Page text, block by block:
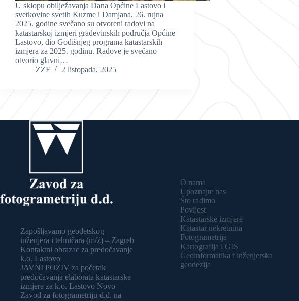
U sklopu obilježavanja Dana Općine Lastovo i
svetkovine svetih Kuzme i Damjana, 26. rujna
2025. godine svečano su otvoreni radovi na
katastarskoj izmjeri građevinskih područja Općine
Lastovo, dio Godišnjeg programa katastarskih
izmjera za 2025. godinu. Radove je svečano
otvorio glavni…
ZZF
2 listopada, 2025
Zapošljavamo geodetskog
inženjera i tehničara (m/ž) – Zagreb
Kontaktni obrazac za predočavanje
k.o. Lastovo
JAVNI POZIV za početak
predočavanja elaborata katastarske
izmjere za k.o. Lastovo Novo
Zavod za fotogrametriju d.d. na
O nama
Upoznajte nas
Što radimo
Povijest
Katastarske izmjere
Katastar nekretnina
Fotogrametrija
Kartografija i GIS
Geoinformatika i inženjerska
geodezija